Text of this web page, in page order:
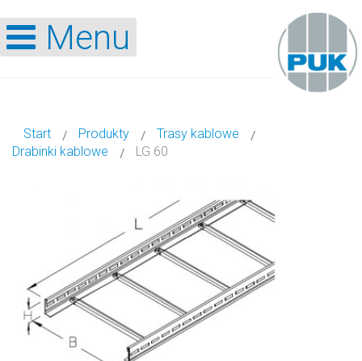
Menu
Start Produkty
Trasy kablowe
Drabinki kablowe
LG 60